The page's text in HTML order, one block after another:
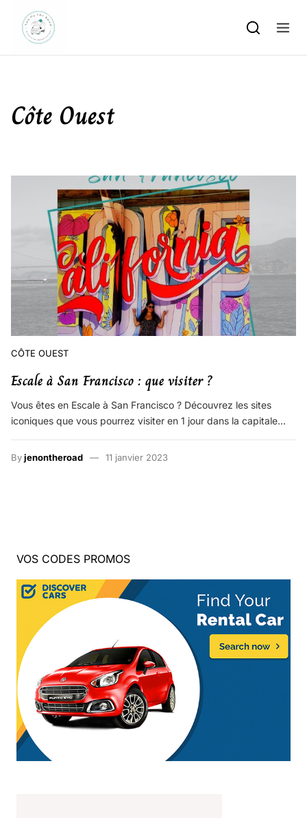
Skip to content
Côte Ouest
CÔTE OUEST
Escale à San Francisco : que visiter ?
Vous êtes en Escale à San Francisco ? Découvrez les sites
iconiques que vous pourrez visiter en 1 jour dans la capitale…
Byjenontheroad 11 janvier 2023
VOS CODES PROMOS